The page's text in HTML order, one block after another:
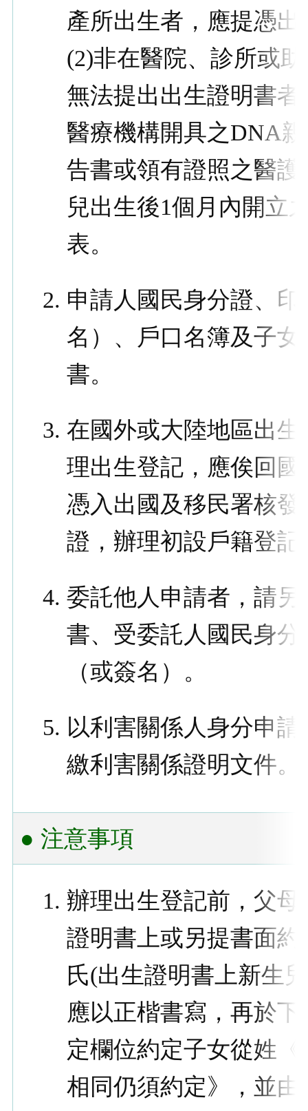
產所出生者，應提憑
(2)非在醫院、診所或
無法提出出生證明書者
醫療機構開具之DNA
告書或領有證照之醫護
兒出生後1個月內開立
表。
申請人國民身分證、印
名）、戶口名簿及子女
書。
在國外或大陸地區出生
理出生登記，應俟回國
憑入出國及移民署核發
證，辦理初設戶籍登記
委託他人申請者，請另
書、受委託人國民身分
（或簽名）。
以利害關係人身分申
繳利害關係證明文件。
● 注意事項
辦理出生登記前，父母
證明書上或另提書面約
氏(出生證明書上新生
應以正楷書寫，再於
定欄位約定子女從姓《
相同仍須約定》，並由